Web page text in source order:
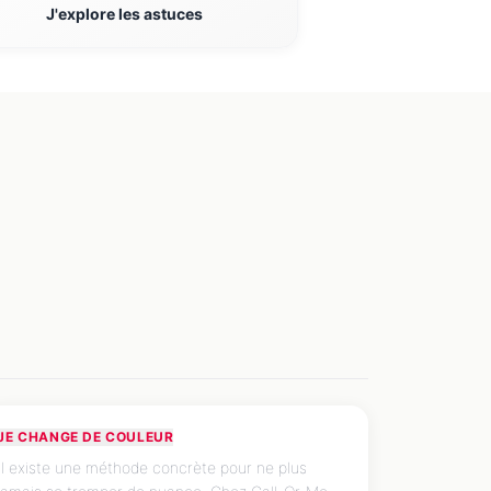
J'explore les astuces
CONSEIL EXPERT
CHANGE DE COULEUR
existe une méthode concrète pour ne plus